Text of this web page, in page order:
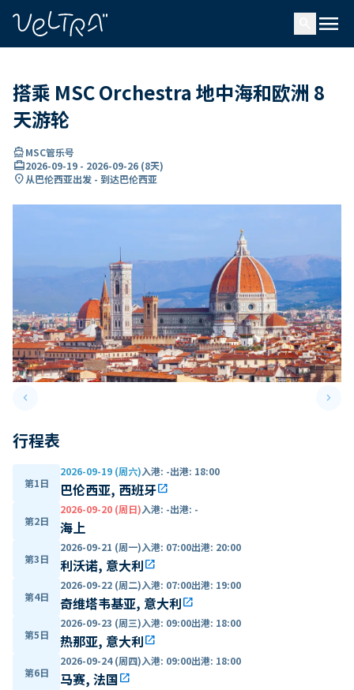
menu
搭乘 MSC Orchestra 地中海和欧洲 8
天游轮
directions_boatMSC管乐号
card_travel2026-09-19 - 2026-09-26 (8天)
location_on从巴伦西亚出发 - 到达巴伦西亚
keyboard_arrow_leftPrevious slide keyboard_arrow_right
行程表
第1日
2026-09-19 (周六)入港: -出港: 18:00
巴伦西亚, 西班牙open_in_new
第2日
2026-09-20 (周日)入港: -出港: -
海上
第3日
2026-09-21 (周一)入港: 07:00出港: 20:00
利沃诺, 意大利open_in_new
第4日
2026-09-22 (周二)入港: 07:00出港: 19:00
奇维塔韦基亚, 意大利open_in_new
第5日
2026-09-23 (周三)入港: 09:00出港: 18:00
热那亚, 意大利open_in_new
第6日
2026-09-24 (周四)入港: 09:00出港: 18:00
马赛, 法国open_in_new